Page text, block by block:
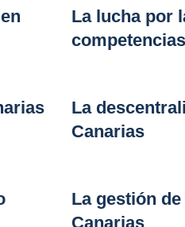
La lucha por
La
Canarias
La gestión
Canarias